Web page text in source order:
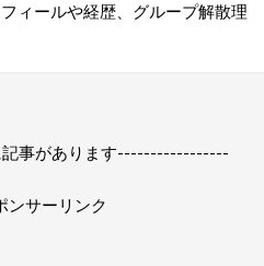
ィールや経歴、グループ解散理
事があります-----------------
ンサーリンク